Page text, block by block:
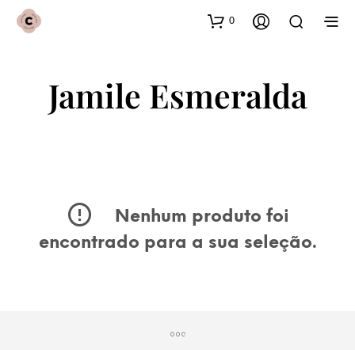
0
Jamile Esmeralda
Nenhum produto foi
encontrado para a sua seleção.